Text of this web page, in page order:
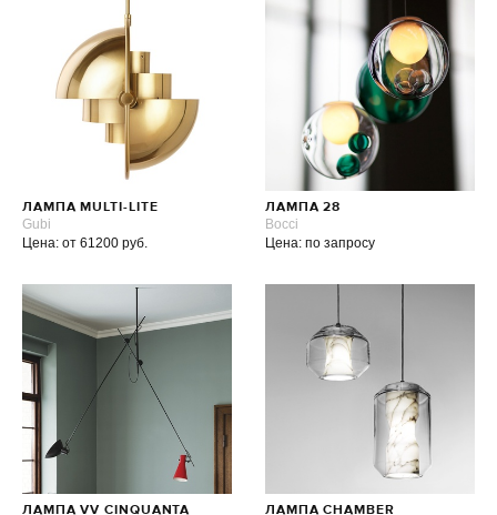
ЛАМПА MULTI-LITE
Gubi
Цена: от 61200 руб.
ЛАМПА 28
Bocci
Цена: по запросу
ЛАМПА VV CINQUANTA ЛАМПА CHAMBER